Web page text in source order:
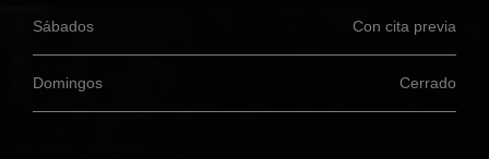
Sábados Con cita previa
Domingos Cerrado